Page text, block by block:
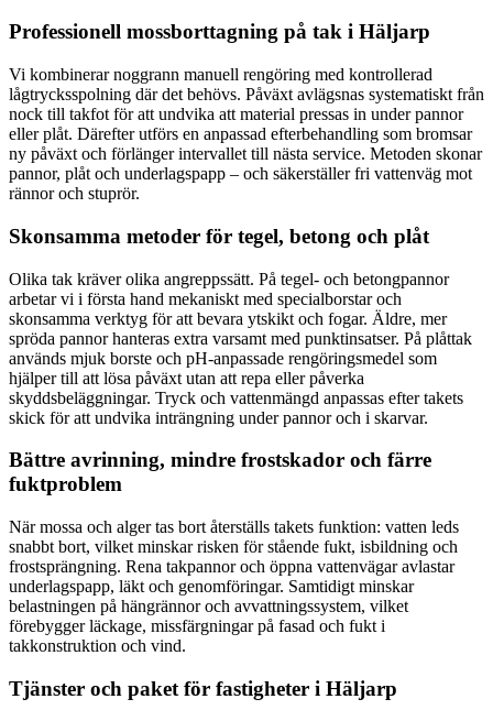
Professionell mossborttagning på tak i Häljarp
Vi kombinerar noggrann manuell rengöring med kontrollerad
lågtrycksspolning där det behövs. Påväxt avlägsnas systematiskt från
nock till takfot för att undvika att material pressas in under pannor
eller plåt. Därefter utförs en anpassad efterbehandling som bromsar
ny påväxt och förlänger intervallet till nästa service. Metoden skonar
pannor, plåt och underlagspapp – och säkerställer fri vattenväg mot
rännor och stuprör.
Skonsamma metoder för tegel, betong och plåt
Olika tak kräver olika angreppssätt. På tegel- och betongpannor
arbetar vi i första hand mekaniskt med specialborstar och
skonsamma verktyg för att bevara ytskikt och fogar. Äldre, mer
spröda pannor hanteras extra varsamt med punktinsatser. På plåttak
används mjuk borste och pH-anpassade rengöringsmedel som
hjälper till att lösa påväxt utan att repa eller påverka
skyddsbeläggningar. Tryck och vattenmängd anpassas efter takets
skick för att undvika inträngning under pannor och i skarvar.
Bättre avrinning, mindre frostskador och färre
fuktproblem
När mossa och alger tas bort återställs takets funktion: vatten leds
snabbt bort, vilket minskar risken för stående fukt, isbildning och
frostsprängning. Rena takpannor och öppna vattenvägar avlastar
underlagspapp, läkt och genomföringar. Samtidigt minskar
belastningen på hängrännor och avvattningssystem, vilket
förebygger läckage, missfärgningar på fasad och fukt i
takkonstruktion och vind.
Tjänster och paket för fastigheter i Häljarp